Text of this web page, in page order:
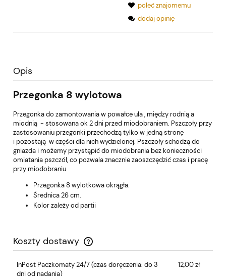
poleć znajomemu
dodaj opinię
Opis
Przegonka 8 wylotowa
Przegonka do zamontowania w powałce ula , między rodnią a
miodnią - stosowana ok 2 dni przed miodobraniem. Pszczoły przy
zastosowaniu przegonki przechodzą tylko w jedną stronę
i pozostają w części dla nich wydzielonej. Pszczoły schodzą do
gniazda i możemy przystąpić do miodobrania bez konieczności
omiatania pszczół, co pozwala znacznie zaoszczędzić czas i pracę
przy miodobraniu
Przegonka 8 wylotkowa okrągła.
Średnica 26 cm.
Kolor zależy od partii
Koszty dostawy
Cena nie zawiera ewentualnych kosztów płatności
InPost Paczkomaty 24/7(czas doręczenia: do 3
dni od nadania)
12,00 zł